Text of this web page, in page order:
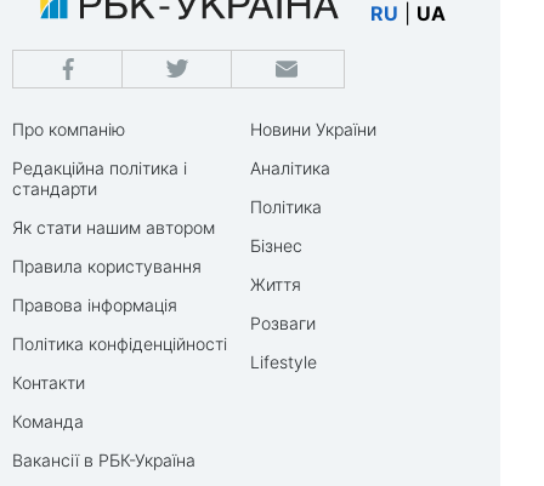
RU UA
Про компанію
Редакційна політика і
стандарти
Як стати нашим автором
Правила користування
Правова інформація
Політика конфіденційності
Контакти
Команда
Вакансії в РБК-Україна
Новини України
Аналітика
Політика
Бізнес
Життя
Розваги
Lifestyle